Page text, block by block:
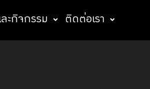
ละกิจกรรม ติดต่อเรา